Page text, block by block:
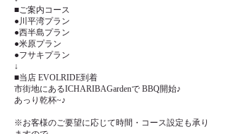
■ご案内コース
●川平湾プラン
●西半島プラン
●米原プラン
●フサキプラン
↓
■当店 EVOLRIDE到着
市街地にあるICHARIBAGardenで BBQ開始♪
あっり乾杯~♪
※お客様のご要望に応じて時間・コース設定も承り